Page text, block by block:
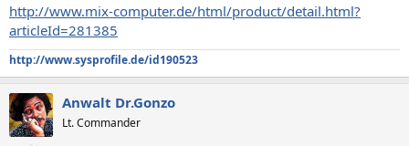
http://www.mix-computer.de/html/product/detail.html?
articleId=281385
http://www.sysprofile.de/id190523
Anwalt Dr.Gonzo
Lt. Commander